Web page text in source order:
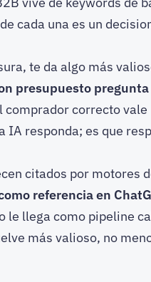
cada una es un
te da algo más
presupuesto pregunta
comprador correcto
IA responda; es que
citados por motores
referencia en
le llega como pipeline
más valioso, no